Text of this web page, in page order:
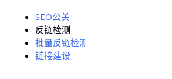
SEO公关
反链检测
批量反链检测
链接建设